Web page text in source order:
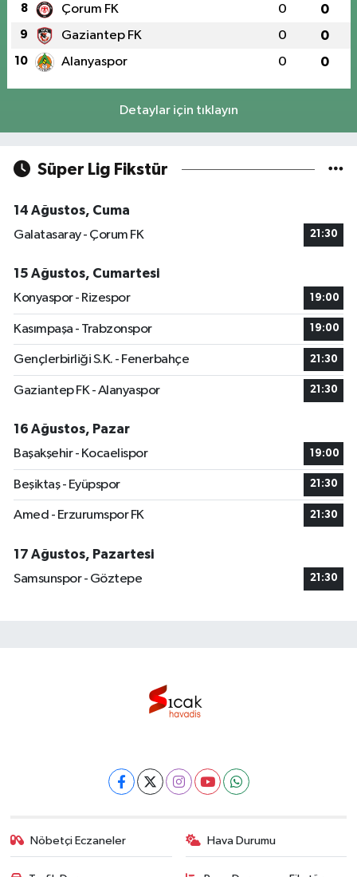
8 Çorum FK 0 0
9 Gaziantep FK 0 0
10 Alanyaspor 0 0
Detaylar için tıklayın
Süper Lig Fikstür
14 Ağustos, Cuma
Galatasaray - Çorum FK
21:30
15 Ağustos, Cumartesi
Konyaspor - Rizespor
19:00
Kasımpaşa - Trabzonspor 19:00
Gençlerbirliği S.K. - Fenerbahçe 21:30
Gaziantep FK - Alanyaspor 21:30
16 Ağustos, Pazar
Başakşehir - Kocaelispor
19:00
Beşiktaş - Eyüpspor 21:30
Amed - Erzurumspor FK 21:30
17 Ağustos, Pazartesi
Samsunspor - Göztepe
21:30
Nöbetçi Eczaneler Hava Durumu